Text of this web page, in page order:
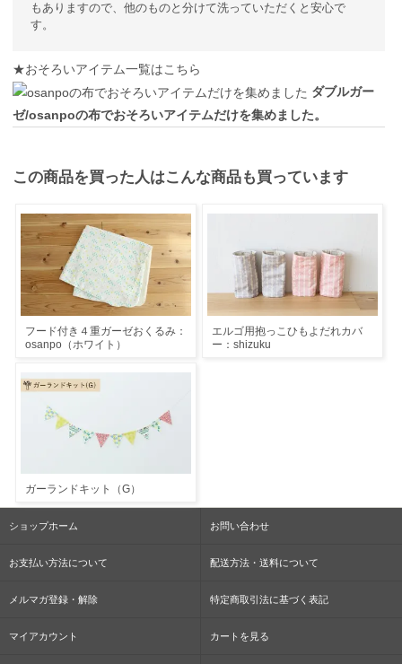
もありますので、他のものと分けて洗っていただくと安心で
す。
★おそろいアイテム一覧はこちら
ダブルガー
ゼ/osanpoの布でおそろいアイテムだけを集めました。
この商品を買った人はこんな商品も買っています
フード付き４重ガーゼおくるみ：
osanpo（ホワイト）
エルゴ用抱っこひもよだれカバ
ー：shizuku
ガーランドキット（G）
ショップホーム お問い合わせ
お支払い方法について 配送方法・送料について
メルマガ登録・解除 特定商取引法に基づく表記
マイアカウント カートを見る